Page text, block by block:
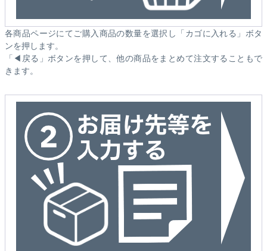
各商品ページにてご購入商品の数量を選択し「カゴに入れる」ボタ
ンを押します。
「◀戻る」ボタンを押して、他の商品をまとめて注文することもで
きます。